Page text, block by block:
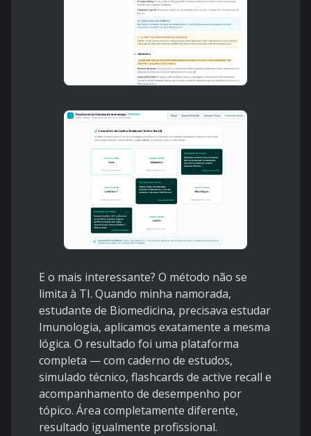
E o mais interessante? O método não se
limita à TI. Quando minha namorada,
estudante de Biomedicina, precisava estudar
Imunologia, aplicamos exatamente a mesma
lógica. O resultado foi uma plataforma
completa — com caderno de estudos,
simulado técnico, flashcards de active recall e
acompanhamento de desempenho por
tópico. Área completamente diferente,
resultado igualmente profissional.